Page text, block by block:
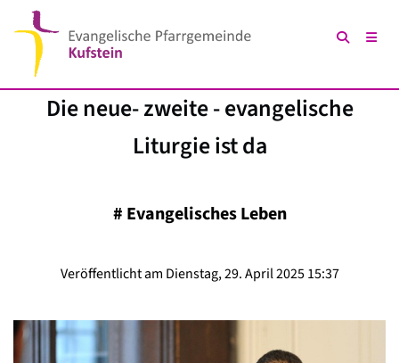
Die neue- zweite - evangelische
Liturgie ist da
# Evangelisches Leben
Veröffentlicht am Dienstag, 29. April 2025 15:37